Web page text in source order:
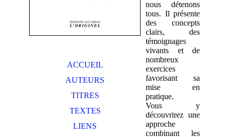
ACCUEIL
AUTEURS
TITRES
TEXTES
LIENS
nous détenons
tous. Il présente
des concepts
clairs, des
témoignages
vivants et de
nombreux
exercices
favorisant sa
mise en
pratique.
Vous y
découvrirez une
approche
combinant les